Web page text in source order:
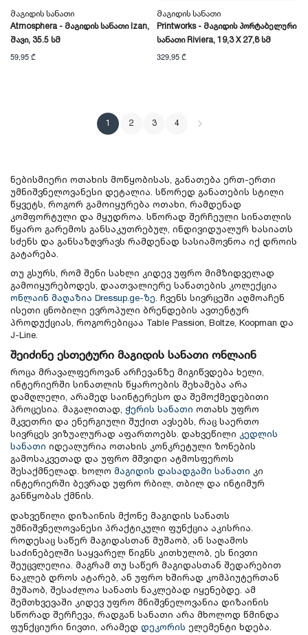
Მაგიდის Სანათი
Atmosphera - Მაგიდის Სანათი Izan,
Შავი, 35.5 Სმ
59,95 ₾
Მაგიდის Სანათი
Printworks - Მაგიდის Პორტაბელური
Სანათი Riviera, 19,3 X 27,8 Სმ
329,95 ₾
1 2 3 4
ნებისმიერი ოთახის მოწყობისას, განათება ერთ-ერთი
უმნიშვნელოვანესი დეტალია. სწორედ განათების სტილი
წყვეტს, როგორ გამოიყურება ოთახი, რამდენად
კომფორტული და მყუდროა. სწორად შერჩეული სინათლის
წყარო გარემოს განსაკუთრებულ, ინდივიდუალურ ხასიათს
სძენს და განსაზღვრავს რამდენად სასიამოვნოა იქ დროის
გატარება.
თუ გსურს, რომ შენი სახლი კიდევ უფრო მიმზიდველად
გამოიყურებოდეს, დაათვალიერე სანათების კოლექცია
ონლაინ მაღაზია Dressup.ge-ზე. ჩვენს სივრცეში აღმოაჩენ
ისეთი ცნობილი ევროპული ბრენდების ავთენტურ
პროდუქციას, როგორებიცაა Table Passion, Boltze, Koopman და
J-Line.
შეიძინე ესთეტური მაგიდის სანათი ონლაინ
როცა მრავალფეროვან არჩევანზე მიგიწვდება ხელი,
ინტერიერში სინათლის წყაროების შეხამება არა
დამღლელი, არამედ საინტერესო და შემოქმედებითი
პროცესია. მაგალითად, ჭერის სანათი ოთახს უფრო
მკვეთრი და ენერგიული შუქით ავსებს, რაც საერთო
სივრცეს ვიზუალურად აფართოებს. დახვეწილი კედლის
სანათი იდეალურია ოთახის კონკრეტული ზონების
გამოსაკვეთად და უფრო მშვიდი ატმოსფეროს
შესაქმნელად. ხოლო მაგიდის დასადგამი სანათი კი
ინტერიერში ბევრად უფრო რბილ, თბილ და ინტიმურ
განწყობას ქმნის.
დახვეწილი დიზაინის მქონე მაგიდის სანათს
უმნიშვნელოვანესი პრაქტიკული ფუნქცია აკისრია.
როდესაც საწერ მაგიდასთან მუშაობ, ან საღამოს
საძინებელში საყვარელ წიგნს კითხულობ, ეს ნივთი
შეუცვლელია. მაგრამ თუ საწერ მაგიდასთან შედარებით
ნაკლებ დროს ატარებ, ან უფრო ხშირად კომპიუტერთან
მუშაობ, შესაძლოა სანათს ნაკლებად იყენებდე. ამ
შემთხვევაში კიდევ უფრო მნიშვნელოვანია დიზაინის
სწორად შერჩევა, რადგან სანათი არა მხოლოდ წმინდა
ფუნქციური ნივთი, არამედ დეკორის ელემენტი ხდება.